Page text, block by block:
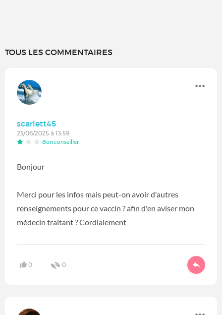
TOUS LES COMMENTAIRES
scarlett45
23/06/2025 à 13:59
Bon conseiller
Bonjour
Merci pour les infos mais peut-on avoir d'autres
renseignements pour ce vaccin ? afin d'en aviser mon
médecin traitant ? Cordialement
0 0